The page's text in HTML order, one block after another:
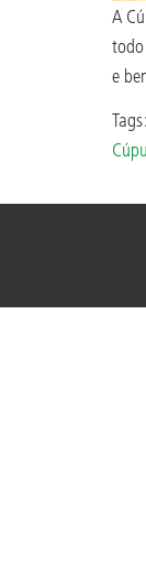
A
todo
e
Tags: